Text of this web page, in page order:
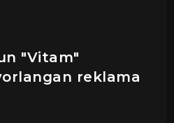
"Vitam"
reklama